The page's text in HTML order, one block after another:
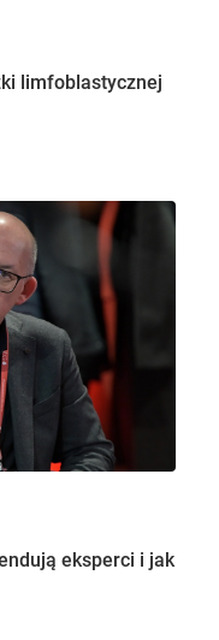
limfoblastycznej
eksperci i jak